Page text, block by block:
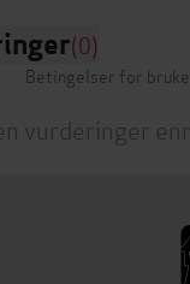
(0)
Betingelser for
vurderinger